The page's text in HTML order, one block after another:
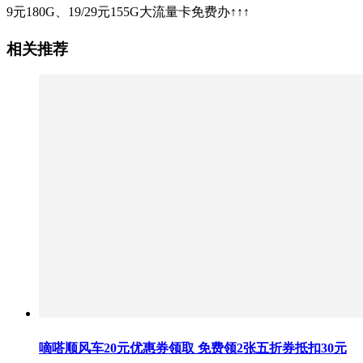
9元180G、19/29元155G大流量卡免费办↑↑↑
相关推荐
嘀嗒顺风车20元优惠券领取 免费领2张五折券抵扣30元